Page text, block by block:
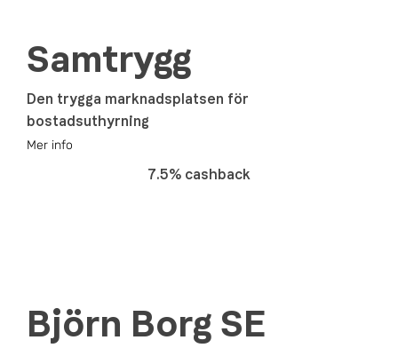
Samtrygg
Den trygga marknadsplatsen för
bostadsuthyrning
Mer info
7.5% cashback
Björn Borg SE